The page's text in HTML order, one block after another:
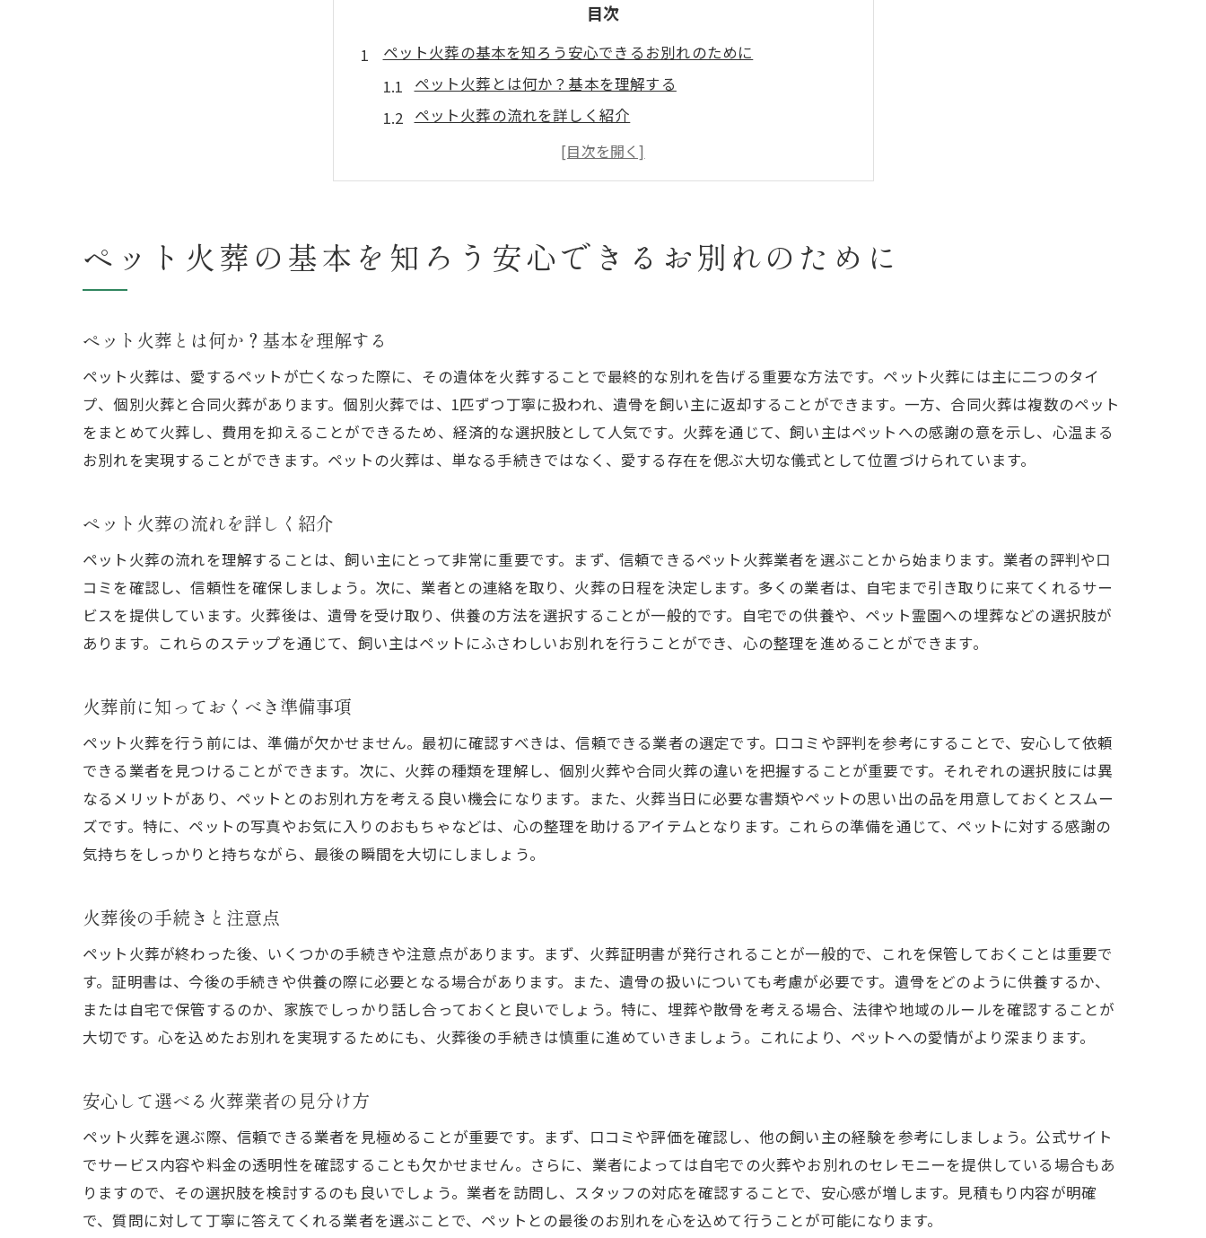
目次
ペット火葬の基本を知ろう安心できるお別れのために
ペット火葬とは何か？基本を理解する
ペット火葬の流れを詳しく紹介
火葬前に知っておくべき準備事項
火葬後の手続きと注意点
ペット火葬に関するよくある質問
個別火葬と合同火葬それぞれのメリットを比較する
ペットとの思い出を大切にするための選択
火葬方法に応じた供養のスタイル
飼い主の希望に応じた柔軟なプラン選び
火葬方法による費用の違いを知る
相談時に確認すべき重要ポイント
ペット火葬についての具体的な相談例
相談時に役立つ質問リスト
納得のいくプランを選ぶためのアドバイス
供養方法の種類とその意味
供養の際の費用とその内訳
経済的な選択肢としての供養
心温まる供養を実現するためのヒント
供養に関する法律と規制
相談を通じた心の整理
感情的なサポートを得る方法
ペットとの最後の時間を大切にするために
ペット火葬プラン選びのポイントと実際の相談事例
プラン選びの具体的なステップ
成功事例から学ぶプラン選びのヒント
ペット火葬の基本を知ろう安心できるお別れのために
ペット火葬とは何か？基本を理解する
ペット火葬は、愛するペットが亡くなった際に、その遺体を火葬することで最終的な別れを告げる重要な方法です。ペット火葬には主に二つのタイ
プ、個別火葬と合同火葬があります。個別火葬では、1匹ずつ丁寧に扱われ、遺骨を飼い主に返却することができます。一方、合同火葬は複数のペット
をまとめて火葬し、費用を抑えることができるため、経済的な選択肢として人気です。火葬を通じて、飼い主はペットへの感謝の意を示し、心温まる
お別れを実現することができます。ペットの火葬は、単なる手続きではなく、愛する存在を偲ぶ大切な儀式として位置づけられています。
ペット火葬の流れを詳しく紹介
ペット火葬の流れを理解することは、飼い主にとって非常に重要です。まず、信頼できるペット火葬業者を選ぶことから始まります。業者の評判や口
コミを確認し、信頼性を確保しましょう。次に、業者との連絡を取り、火葬の日程を決定します。多くの業者は、自宅まで引き取りに来てくれるサー
ビスを提供しています。火葬後は、遺骨を受け取り、供養の方法を選択することが一般的です。自宅での供養や、ペット霊園への埋葬などの選択肢が
あります。これらのステップを通じて、飼い主はペットにふさわしいお別れを行うことができ、心の整理を進めることができます。
火葬前に知っておくべき準備事項
ペット火葬を行う前には、準備が欠かせません。最初に確認すべきは、信頼できる業者の選定です。口コミや評判を参考にすることで、安心して依頼
できる業者を見つけることができます。次に、火葬の種類を理解し、個別火葬や合同火葬の違いを把握することが重要です。それぞれの選択肢には異
なるメリットがあり、ペットとのお別れ方を考える良い機会になります。また、火葬当日に必要な書類やペットの思い出の品を用意しておくとスムー
ズです。特に、ペットの写真やお気に入りのおもちゃなどは、心の整理を助けるアイテムとなります。これらの準備を通じて、ペットに対する感謝の
気持ちをしっかりと持ちながら、最後の瞬間を大切にしましょう。
火葬後の手続きと注意点
ペット火葬が終わった後、いくつかの手続きや注意点があります。まず、火葬証明書が発行されることが一般的で、これを保管しておくことは重要で
す。証明書は、今後の手続きや供養の際に必要となる場合があります。また、遺骨の扱いについても考慮が必要です。遺骨をどのように供養するか、
または自宅で保管するのか、家族でしっかり話し合っておくと良いでしょう。特に、埋葬や散骨を考える場合、法律や地域のルールを確認することが
大切です。心を込めたお別れを実現するためにも、火葬後の手続きは慎重に進めていきましょう。これにより、ペットへの愛情がより深まります。
安心して選べる火葬業者の見分け方
ペット火葬を選ぶ際、信頼できる業者を見極めることが重要です。まず、口コミや評価を確認し、他の飼い主の経験を参考にしましょう。公式サイト
でサービス内容や料金の透明性を確認することも欠かせません。さらに、業者によっては自宅での火葬やお別れのセレモニーを提供している場合もあ
りますので、その選択肢を検討するのも良いでしょう。業者を訪問し、スタッフの対応を確認することで、安心感が増します。見積もり内容が明確
で、質問に対して丁寧に答えてくれる業者を選ぶことで、ペットとの最後のお別れを心を込めて行うことが可能になります。